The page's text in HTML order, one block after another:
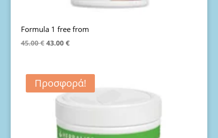
Formula 1 free from
45.00€ Original
45.00 €.
43.00 €Η
είναι:
43.00 €.
Προσφορά!